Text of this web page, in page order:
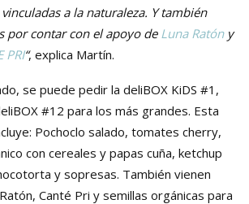
a la naturaleza. Y también
por contar con el apoyo de Luna Ratóny
PRI“, explica Martín.
se puede pedir la deliBOX KiDS #1,
#12 para los más grandes. Esta
Pochoclo salado, tomates cherry,
con cereales y papas cuña, ketchup
y sopresas. También vienen
Canté Pri y semillas orgánicas para